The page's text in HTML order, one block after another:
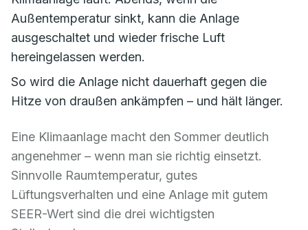
Außentemperatur sinkt, kann die Anlage
ausgeschaltet und wieder frische Luft
hereingelassen werden.
So wird die Anlage nicht dauerhaft gegen die
Hitze von draußen ankämpfen – und hält länger.
Eine Klimaanlage macht den Sommer deutlich
angenehmer – wenn man sie richtig einsetzt.
Sinnvolle Raumtemperatur, gutes
Lüftungsverhalten und eine Anlage mit gutem
SEER-Wert sind die drei wichtigsten